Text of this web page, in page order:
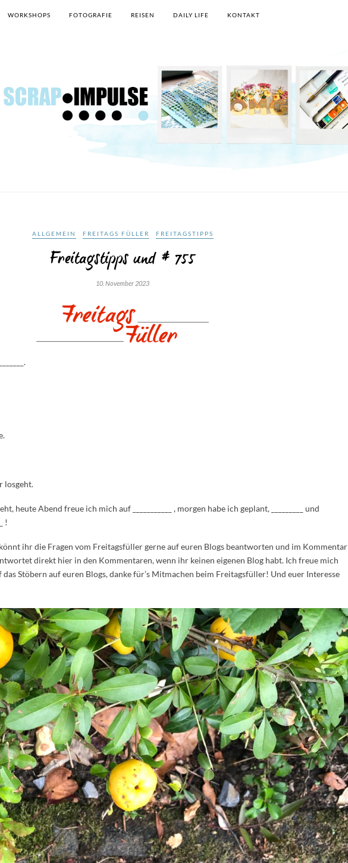
WORKSHOPS FOTOGRAFIE REISEN DAILY LIFE KONTAKT
ALLGEMEIN FREITAGS FÜLLER FREITAGSTIPPS
Freitagstipps und # 755
10. November 2023
losgeht.
heute Abend freue ich mich auf ___________ , morgen habe ich geplant, _________ und
!
ihr die Fragen vom Freitagsfüller gerne auf euren Blogs beantworten und im Kommentar
direkt hier in den Kommentaren, wenn ihr keinen eigenen Blog habt. Ich freue mich
Stöbern auf euren Blogs, danke für’s Mitmachen beim Freitagsfüller! Und euer Interesse